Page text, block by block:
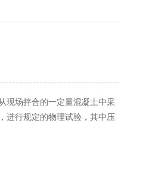
现场拌合的一定量混凝土中采
进行规定的物理试验，其中压